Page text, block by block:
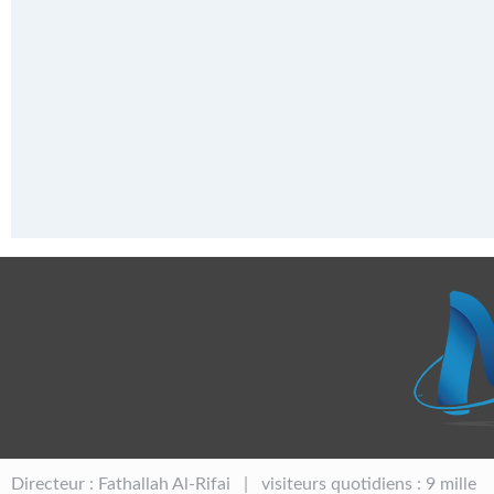
Directeur : Fathallah Al-Rifai | visiteurs quotidiens : 9 mille